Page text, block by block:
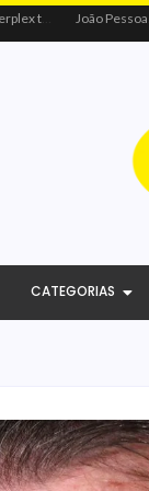
Centerplex traz o combo mais aguardado dos oceanos para estreia de Moana
CATEGORIAS